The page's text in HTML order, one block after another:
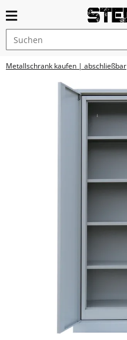
Metallschrank kaufen | abschließbar